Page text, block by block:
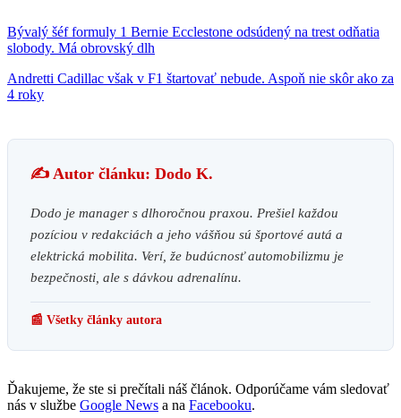
Bývalý šéf formuly 1 Bernie Ecclestone odsúdený na trest odňatia
slobody. Má obrovský dlh
Andretti Cadillac však v F1 štartovať nebude. Aspoň nie skôr ako za
4 roky
✍️ Autor článku: Dodo K.
Dodo je manager s dlhoročnou praxou. Prešiel každou
pozíciou v redakciách a jeho vášňou sú športové autá a
elektrická mobilita. Verí, že budúcnosť automobilizmu je
bezpečnosti, ale s dávkou adrenalínu.
📰 Všetky články autora
Ďakujeme, že ste si prečítali náš článok. Odporúčame vám sledovať
nás v službe Google News a na Facebooku.